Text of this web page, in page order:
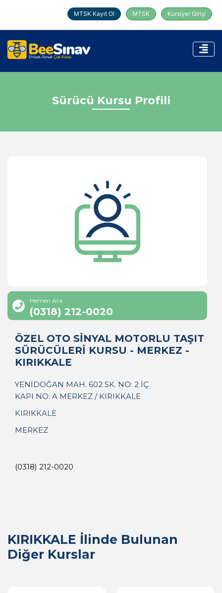
MTSK Kayıt Ol MTSK Kursiyer Girişi
Sürücü Kursu Profili
Hemen Ara
(0318) 212-0020
ÖZEL OTO SİNYAL MOTORLU TAŞIT
SÜRÜCÜLERİ KURSU - MERKEZ -
KIRIKKALE
YENİDOĞAN MAH. 602 SK. NO: 2 İÇ
KAPI NO: A MERKEZ / KIRIKKALE
KIRIKKALE
MERKEZ
(0318) 212-0020
KIRIKKALE İlinde Bulunan
Diğer Kurslar